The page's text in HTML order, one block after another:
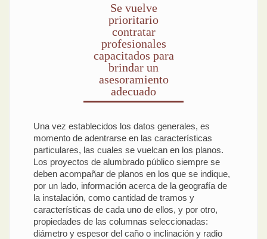
Se vuelve
prioritario
contratar
profesionales
capacitados para
brindar un
asesoramiento
adecuado
Una vez establecidos los datos generales, es
momento de adentrarse en las características
particulares, las cuales se vuelcan en los planos.
Los proyectos de alumbrado público siempre se
deben acompañar de planos en los que se indique,
por un lado, información acerca de la geografía de
la instalación, como cantidad de tramos y
características de cada uno de ellos, y por otro,
propiedades de las columnas seleccionadas:
diámetro y espesor del caño o inclinación y radio